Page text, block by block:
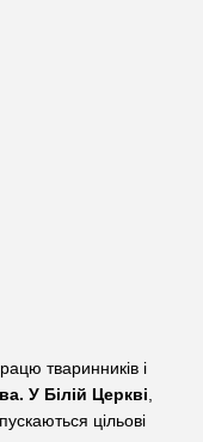
тваринників і
У Білій Церкві
цільові